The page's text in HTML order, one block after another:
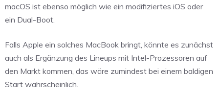
macOS ist ebenso möglich wie ein modifiziertes iOS oder
ein Dual-Boot.
Falls Apple ein solches MacBook bringt, könnte es zunächst
auch als Ergänzung des Lineups mit Intel-Prozessoren auf
den Markt kommen, das wäre zumindest bei einem baldigen
Start wahrscheinlich.